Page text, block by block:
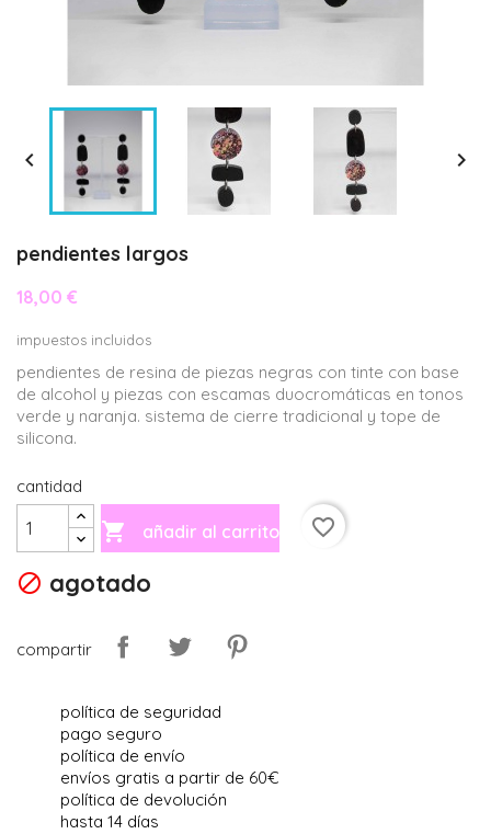
 
pendientes largos
18,00 €
impuestos incluidos
pendientes de resina de piezas negras con tinte con base
de alcohol y piezas con escamas duocromáticas en tonos
verde y naranja. sistema de cierre tradicional y tope de
silicona.
cantidad
 añadir al carrito favorite_border
 agotado
compartir
política de seguridad
pago seguro
política de envío
envíos gratis a partir de 60€
política de devolución
hasta 14 días